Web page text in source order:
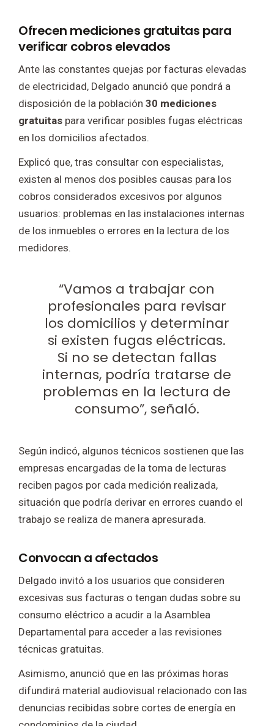
Ofrecen mediciones gratuitas para
verificar cobros elevados
Ante las constantes quejas por facturas elevadas
de electricidad, Delgado anunció que pondrá a
disposición de la población 30 mediciones
gratuitas para verificar posibles fugas eléctricas
en los domicilios afectados.
Explicó que, tras consultar con especialistas,
existen al menos dos posibles causas para los
cobros considerados excesivos por algunos
usuarios: problemas en las instalaciones internas
de los inmuebles o errores en la lectura de los
medidores.
“Vamos a trabajar con
profesionales para revisar
los domicilios y determinar
si existen fugas eléctricas.
Si no se detectan fallas
internas, podría tratarse de
problemas en la lectura de
consumo”, señaló.
Según indicó, algunos técnicos sostienen que las
empresas encargadas de la toma de lecturas
reciben pagos por cada medición realizada,
situación que podría derivar en errores cuando el
trabajo se realiza de manera apresurada.
Convocan a afectados
Delgado invitó a los usuarios que consideren
excesivas sus facturas o tengan dudas sobre su
consumo eléctrico a acudir a la Asamblea
Departamental para acceder a las revisiones
técnicas gratuitas.
Asimismo, anunció que en las próximas horas
difundirá material audiovisual relacionado con las
denuncias recibidas sobre cortes de energía en